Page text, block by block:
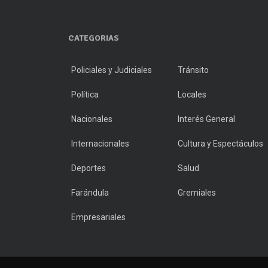
CATEGORIAS
Policiales y Judiciales Tránsito
Política Locales
Nacionales Interés General
Internacionales Cultura y Espectáculos
Deportes Salud
Farándula Gremiales
Empresariales